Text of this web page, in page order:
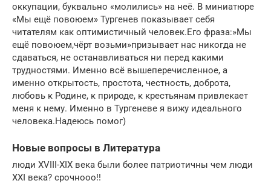
оккупации, буквально «молились» на неё. В миниатюре
«Мы ещё повоюем» Тургенев показывает себя
читателям как оптимистичный человек.Его фраза:»Мы
ещё повоюем,чёрт возьми»призывает нас никогда не
сдаваться, не останавливаться ни перед какими
трудностями. Именно всё вышеперечисленное, а
именно открытость, простота, честность, доброта,
любовь к Родине, к природе, к крестьянам привлекает
меня к нему. Именно в Тургеневе я вижу идеального
человека.Надеюсь помог)
Новые вопросы в Литература
люди XVIII-XIX века были более патриотичны чем люди
XXI века? ​срочнооо!!